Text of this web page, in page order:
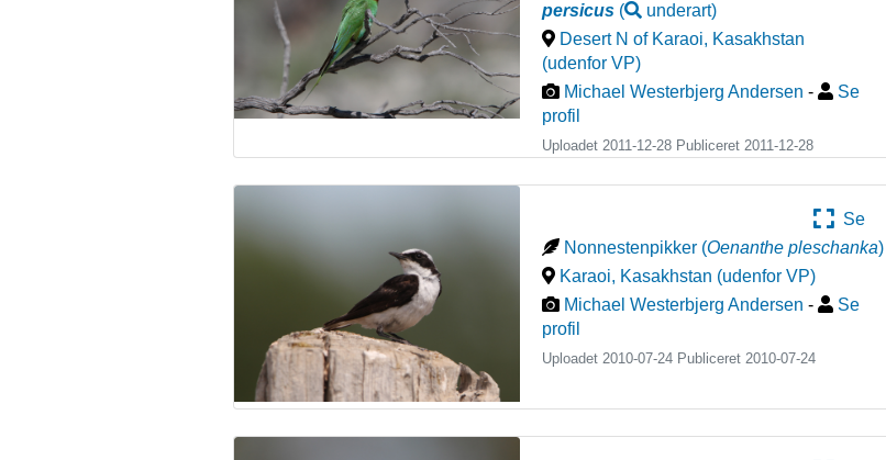
persicus ( underart)
Desert N of Karaoi, Kasakhstan
(udenfor VP)
Michael Westerbjerg Andersen -
Se
profil
Uploadet 2011-12-28 Publiceret2011-12-28
Se
Nonnestenpikker (Oenanthe pleschanka)
Karaoi, Kasakhstan (udenfor VP)
Michael Westerbjerg Andersen -
Se
profil
Uploadet 2010-07-24 Publiceret2010-07-24